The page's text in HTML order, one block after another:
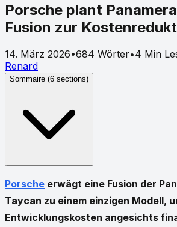
Porsche plant
Fusion zur
14. März 2026•684 Wörter•4 Min
Renard
Sommaire (6 sections)
Porsche erwägt eine Fusion der
Taycan zu einem einzigen Modell,
Entwicklungskosten angesichts